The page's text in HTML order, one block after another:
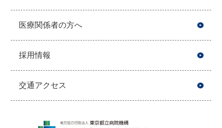
医療関係者の方へ
採用情報
交通アクセス